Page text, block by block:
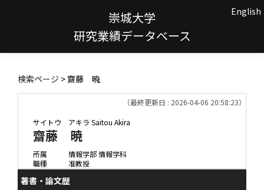
崇城大学
研究業績データベース
English
検索ページ > 齋藤 暁
（最終更新日 : 2026-04-06 20:58:23）
サイトウ アキラ Saitou Akira
齋藤 暁
所属
情報学部 情報学科
職種
准教授
著書・論文歴